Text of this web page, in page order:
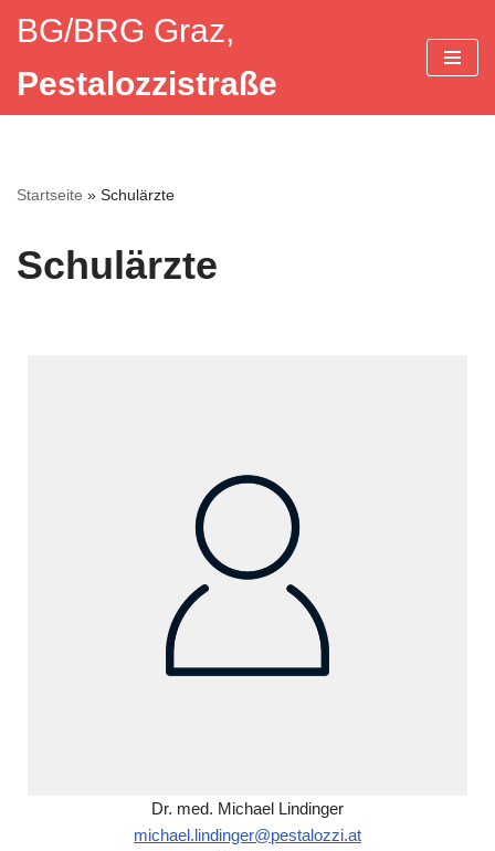
Inhalt
springen
BG/BRG Graz,
Pestalozzistraße
Startseite » Schulärzte
Schulärzte
Dr. med. Michael Lindinger
michael.lindinger@pestalozzi.at